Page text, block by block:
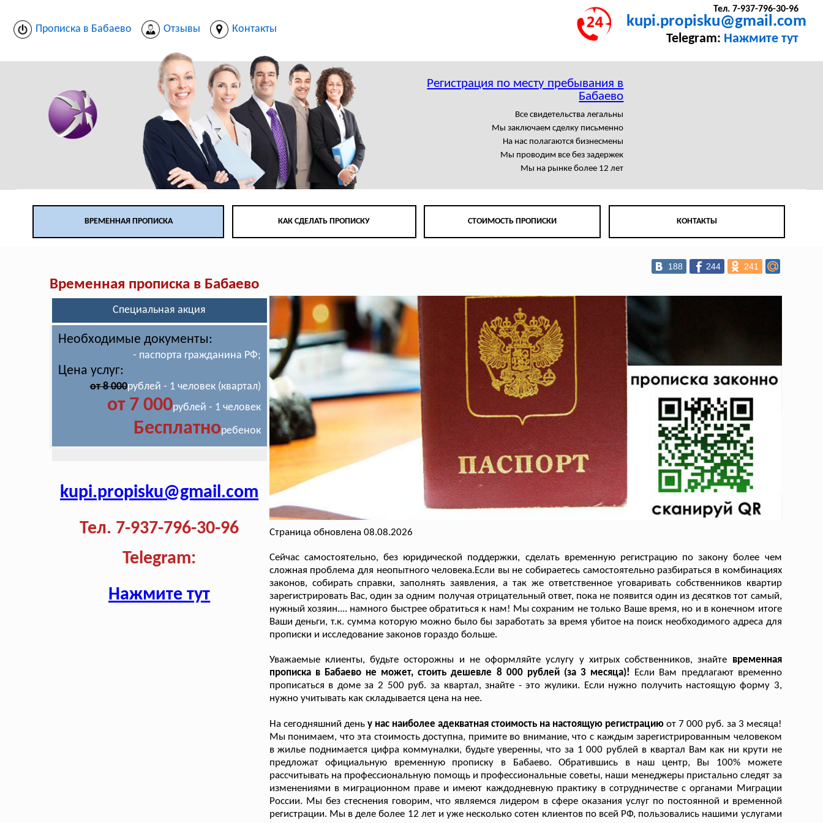
Прописка в Бабаево Отзывы Контакты
Тел. 7-937-796-30-96
kupi.propisku@gmail.com
Telegram: Нажмите тут
Регистрация по месту пребывания в
Бабаево
Все свидетельства легальны
Мы заключаем сделку письменно
На нас полагаются бизнесмены
Мы проводим все без задержек
Мы на рынке более 12 лет
ВРЕМЕННАЯ ПРОПИСКА КАК СДЕЛАТЬ ПРОПИСКУ СТОИМОСТЬ ПРОПИСКИ КОНТАКТЫ
188 244 241
Временная прописка в Бабаево
Специальная акция
Необходимые документы:
- паспорта гражданина РФ;
Цена услуг:
от 8 000рублей - 1 человек (квартал)
от 7 000рублей - 1 человек
Бесплатноребенок
kupi.propisku@gmail.com
Тел. 7-937-796-30-96
Telegram:
Нажмите тут
Страница обновлена 08.08.2026
Сейчас самостоятельно, без юридической поддержки, сделать временную регистрацию по закону более чем
сложная проблема для неопытного человека.Если вы не собираетесь самостоятельно разбираться в комбинациях
законов, собирать справки, заполнять заявления, а так же ответственное уговаривать собственников квартир
зарегистрировать Вас, один за одним получая отрицательный ответ, пока не появится один из десятков тот самый,
нужный хозяин.... намного быстрее обратиться к нам! Мы сохраним не только Ваше время, но и в конечном итоге
Ваши деньги, т.к. сумма которую можно было бы заработать за время убитое на поиск необходимого адреса для
прописки и исследование законов гораздо больше.
Уважаемые клиенты, будьте осторожны и не оформляйте услугу у хитрых собственников, знайте временная
прописка в Бабаево не может, стоить дешевле 8 000 рублей (за 3 месяца)!
Если Вам предлагают временно
прописаться в доме за 2 500 руб. за квартал, знайте - это жулики. Если нужно получить настоящую форму 3,
нужно учитывать как складывается цена на нее.
На сегодняшний деньу нас наиболее адекватная стоимость на настоящую регистрациюот 7 000 руб. за 3 месяца!
Мы понимаем, что эта стоимость доступна, примите во внимание, что с каждым зарегистрированным человеком
в жилье поднимается цифра коммуналки, будьте уверенны, что за 1 000 рублей в квартал Вам как ни крути не
предложат официальную временную прописку в Бабаево. Обратившись в наш центр, Вы 100% можете
рассчитывать на профессиональную помощь и профессиональные советы, наши менеджеры пристально следят за
изменениями в миграционном праве и имеют каждодневную практику в сотрудничестве с органами Миграции
России. Мы без стеснения говорим, что являемся лидером в сфере оказания услуг по постоянной и временной
регистрации. Мы в деле более 12 лет и уже несколько сотен клиентов по всей РФ, пользовались нашими услугами